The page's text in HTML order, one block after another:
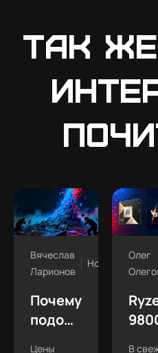
Так
Вячеслав
Ларионов
Новости
Почему
подорожала
Цены
Олег
В